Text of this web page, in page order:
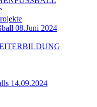
08.Juni 2024
14.09.2024